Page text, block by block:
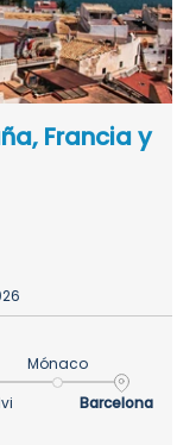
Francia y
Mónaco
Barcelona